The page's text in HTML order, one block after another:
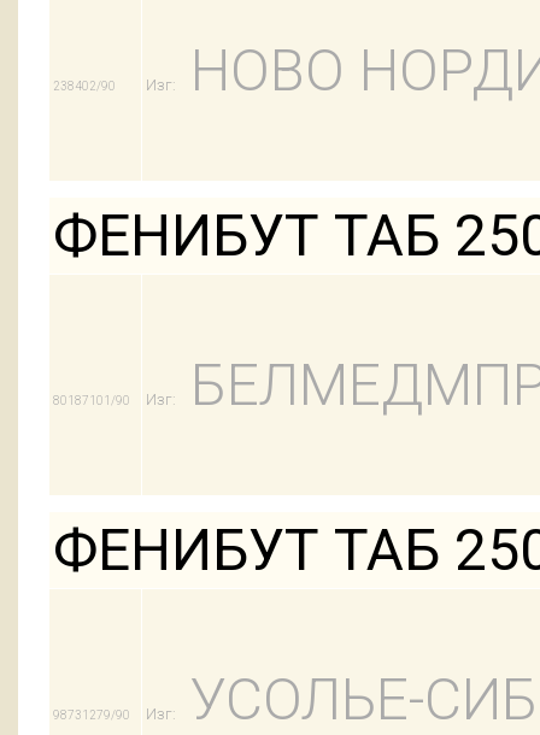
238402/90 Изг: НОВО
ФЕНИБУТ ТАБ
80187101/90 Изг:
ФЕНИБУТ ТАБ
98731279/90 Изг: УСОЛЬЕ-